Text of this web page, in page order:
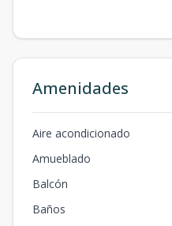
Amenidades
Aire acondicionado
Amueblado
Balcón
Baños